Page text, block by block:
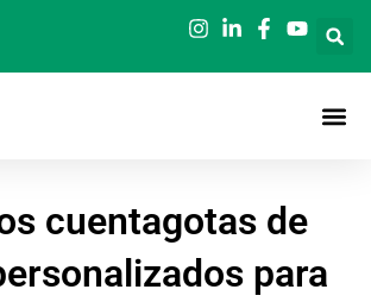
cuentagotas de
para